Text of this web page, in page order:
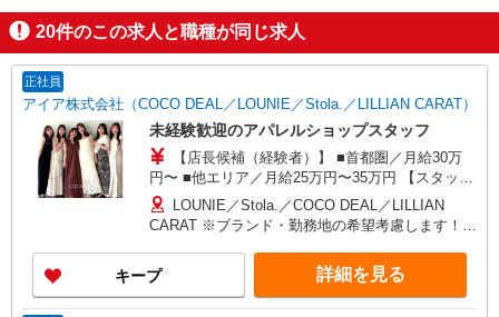
20件のこの求人と職種が同じ求人
正社員
アイア株式会社（COCO DEAL／LOUNIE／Stola.／LILLIAN CARAT）
未経験歓迎のアパレルショップスタッフ
【店長候補（経験者）】 ■首都圏／月給30万
円〜 ■他エリア／月給25万円〜35万円 【スタッ
フ】 ■首都圏／月給24万3,800円〜40万円 ■大阪／
月給23万3,500円〜35万円 ■京都、兵庫、愛知、岐
阜、福岡／月給22万7,800円〜35万円 ■他エリア／
月給22万2,100円〜35万円 固定残業手当含む（1ヶ
月あたり20時間）※超過時は追加支給 首都圏エリ
ア：30,800円 大阪：29,500円 京都、兵庫、愛知、
LOUNIE／Stola.／COCO DEAL／LILLIAN
CARAT ※ブランド・勤務地の希望考慮します！※
道、宮城（仙台）、愛知、大阪、兵庫、京都、和
歌山、岡山、広島、愛媛、福岡、長崎、宮崎、熊
本などの各店舗で募集しています。 【COCO
キープ 詳細を見る